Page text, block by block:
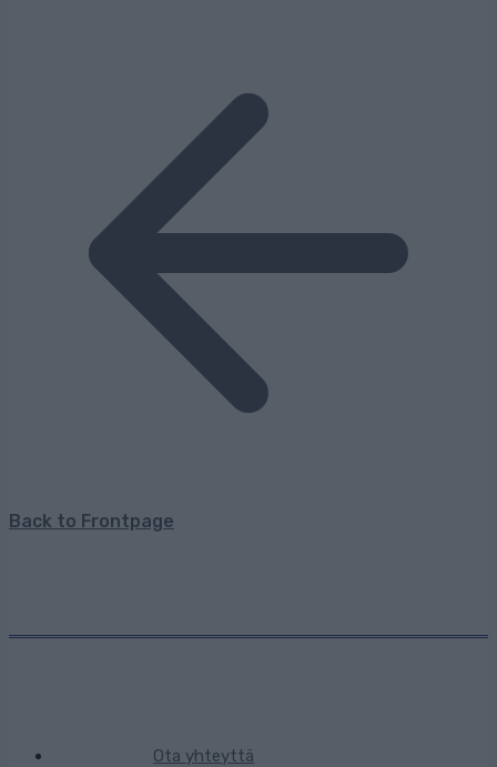
Back to Frontpage
Ota yhteyttä